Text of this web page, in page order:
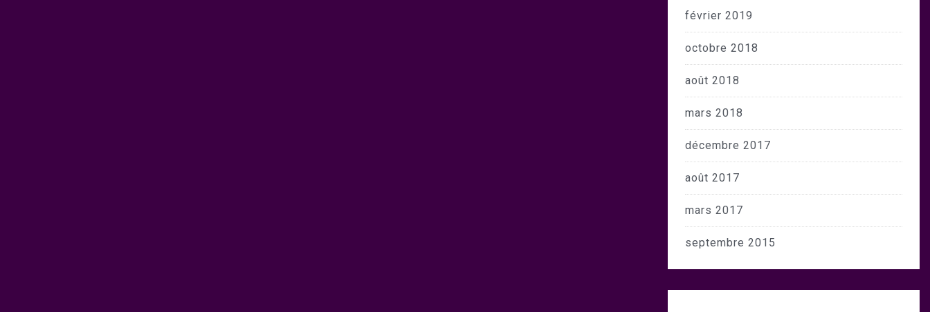
février 2019
octobre 2018
août 2018
mars 2018
décembre 2017
août 2017
mars 2017
septembre 2015